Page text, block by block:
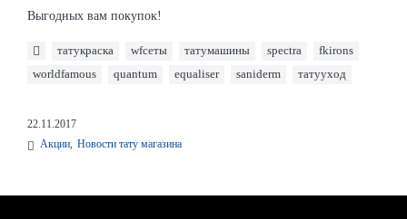
Выгодных вам покупок!
татукраска wfсеты татумашины spectra
fkirons
worldfamous
quantum equaliser saniderm татууход
22.11.2017
Акции, Новости тату магазина